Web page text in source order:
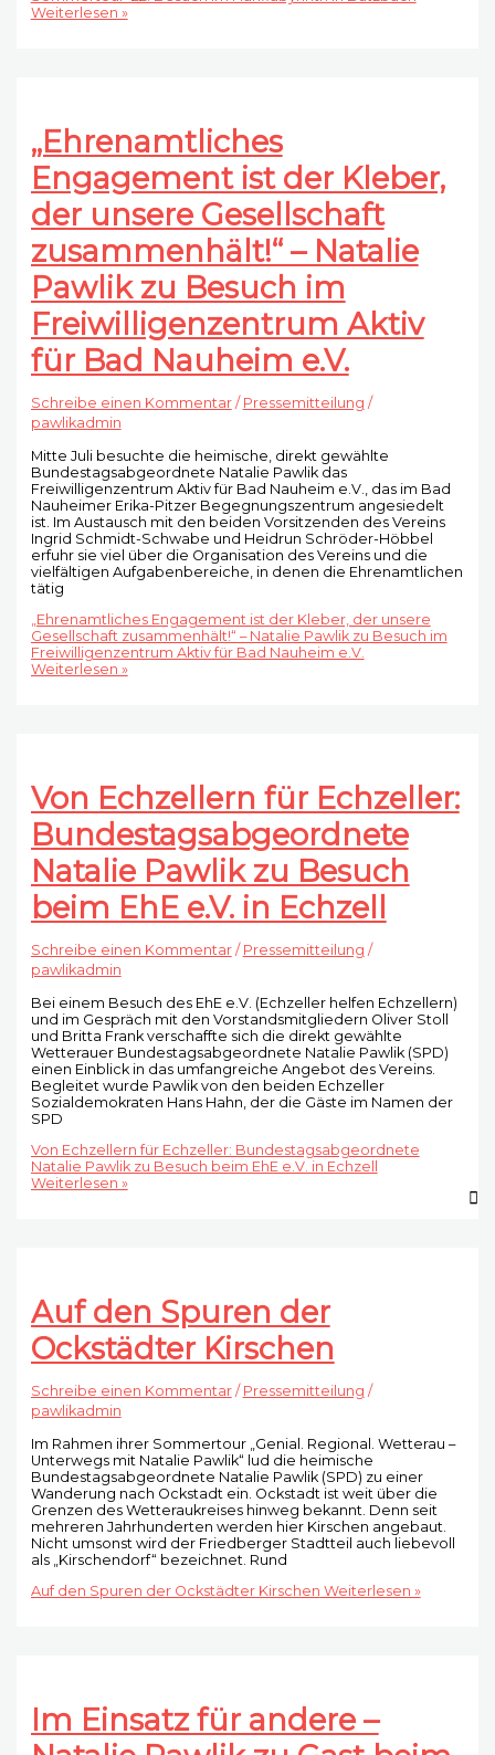
Weiterlesen »
„Ehrenamtliches
Engagement ist der Kleber,
der unsere Gesellschaft
zusammenhält!“ – Natalie
Pawlik zu Besuch im
Freiwilligenzentrum Aktiv
für Bad Nauheim e.V.
Schreibe einen Kommentar / Pressemitteilung /
pawlikadmin
Mitte Juli besuchte die heimische, direkt gewählte
Bundestagsabgeordnete Natalie Pawlik das
Freiwilligenzentrum Aktiv für Bad Nauheim e.V., das im Bad
Nauheimer Erika-Pitzer Begegnungszentrum angesiedelt
ist. Im Austausch mit den beiden Vorsitzenden des Vereins
Ingrid Schmidt-Schwabe und Heidrun Schröder-Höbbel
erfuhr sie viel über die Organisation des Vereins und die
vielfältigen Aufgabenbereiche, in denen die Ehrenamtlichen
tätig
„Ehrenamtliches Engagement ist der Kleber, der unsere
Gesellschaft zusammenhält!“ – Natalie Pawlik zu Besuch im
Freiwilligenzentrum Aktiv für Bad Nauheim e.V.
Weiterlesen »
Von Echzellern für Echzeller:
Bundestagsabgeordnete
Natalie Pawlik zu Besuch
beim EhE e.V. in Echzell
Schreibe einen Kommentar / Pressemitteilung /
pawlikadmin
Bei einem Besuch des EhE e.V. (Echzeller helfen Echzellern)
und im Gespräch mit den Vorstandsmitgliedern Oliver Stoll
und Britta Frank verschaffte sich die direkt gewählte
Wetterauer Bundestagsabgeordnete Natalie Pawlik (SPD)
einen Einblick in das umfangreiche Angebot des Vereins.
Begleitet wurde Pawlik von den beiden Echzeller
Sozialdemokraten Hans Hahn, der die Gäste im Namen der
SPD
Von Echzellern für Echzeller: Bundestagsabgeordnete
Natalie Pawlik zu Besuch beim EhE e.V. in Echzell
Weiterlesen »
Auf den Spuren der
Ockstädter Kirschen
Schreibe einen Kommentar / Pressemitteilung /
pawlikadmin
Im Rahmen ihrer Sommertour „Genial. Regional. Wetterau –
Unterwegs mit Natalie Pawlik“ lud die heimische
Bundestagsabgeordnete Natalie Pawlik (SPD) zu einer
Wanderung nach Ockstadt ein. Ockstadt ist weit über die
Grenzen des Wetteraukreises hinweg bekannt. Denn seit
mehreren Jahrhunderten werden hier Kirschen angebaut.
Nicht umsonst wird der Friedberger Stadtteil auch liebevoll
als „Kirschendorf“ bezeichnet. Rund
Auf den Spuren der Ockstädter Kirschen Weiterlesen »
Im Einsatz für andere –